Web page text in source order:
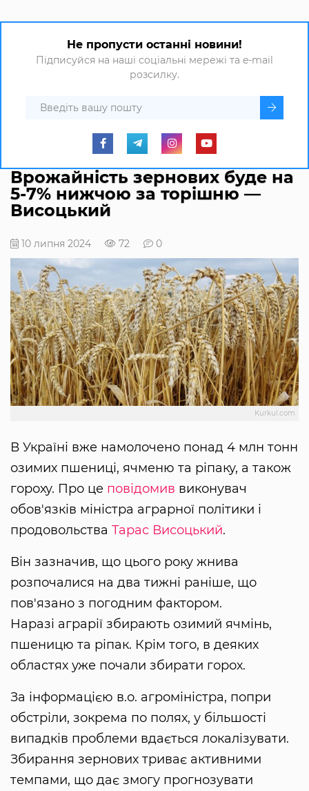
Не пропусти останні новини!
Підписуйся на наші соціальні мережі та e-mail
розсилку.
Врожайність зернових буде на
5-7% нижчою за торішню —
Висоцький
10 липня 2024 72 0
Kurkul.com
В Україні вже намолочено понад 4 млн тонн
озимих пшениці, ячменю та ріпаку, а також
гороху. Про це повідомив виконувач
обов'язків міністра аграрної політики і
продовольства Тарас Висоцький.
Він зазначив, що цього року жнива
розпочалися на два тижні раніше, що
пов'язано з погодним фактором.
Наразі аграрії збирають озимий ячмінь,
пшеницю та ріпак. Крім того, в деяких
областях уже почали збирати горох.
За інформацією в.о. агроміністра, попри
обстріли, зокрема по полях, у більшості
випадків проблеми вдається локалізувати.
Збирання зернових триває активними
темпами, що дає змогу прогнозувати